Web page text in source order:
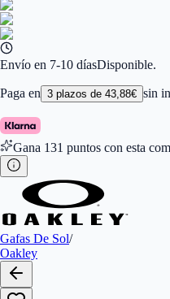
Largo de la Varilla (mm)
Tipo de Cristales :
Tamaño del Puente (mm)
Envío en 7-10 díasDisponible.
Paga en 3 plazos de 43,88€ sin
Gana 131 puntos con esta
Gafas De Sol/
Oakley